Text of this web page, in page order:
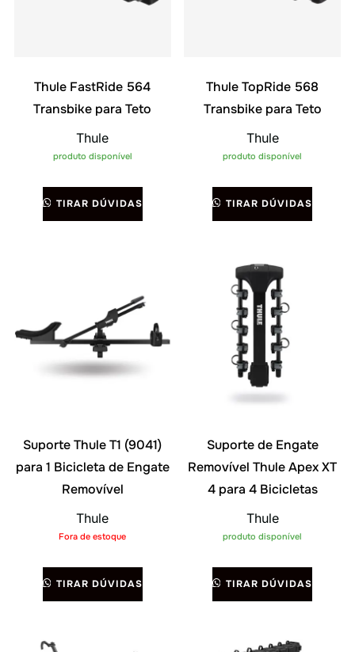
Thule FastRide 564
Transbike para Teto
Thule
produto disponível
TIRAR DÚVIDAS
Thule TopRide 568
Transbike para Teto
Thule
produto disponível
TIRAR DÚVIDAS
Suporte Thule T1 (9041)
para 1 Bicicleta de Engate
Removível
Thule
Fora de estoque
TIRAR DÚVIDAS
Suporte de Engate
Removível Thule Apex XT
4 para 4 Bicicletas
Thule
produto disponível
TIRAR DÚVIDAS